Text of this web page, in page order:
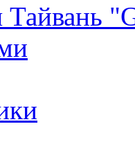
Тайвань